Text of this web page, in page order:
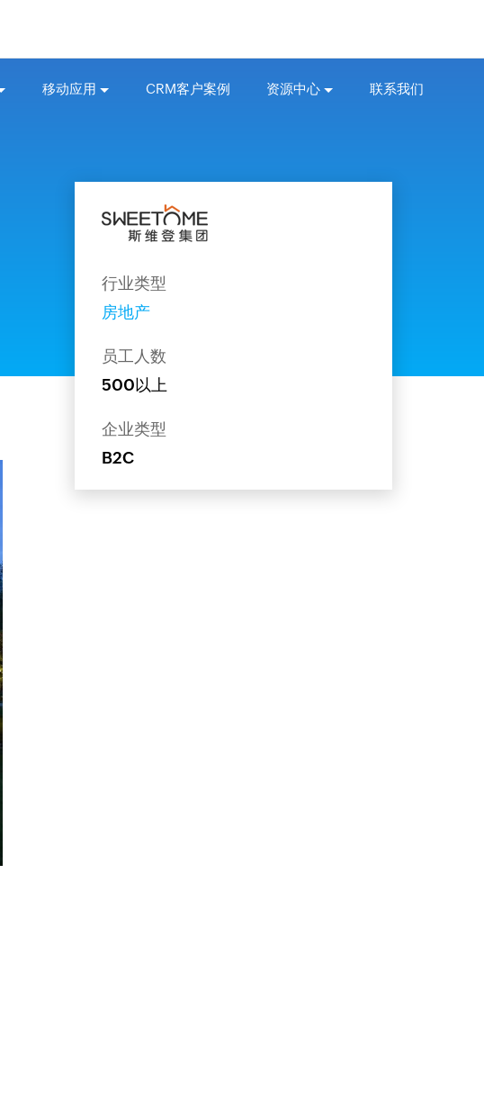
移动应用 CRM客户案例 资源中心 联系我们
行业类型
房地产
员工人数
500以上
企业类型
B2C